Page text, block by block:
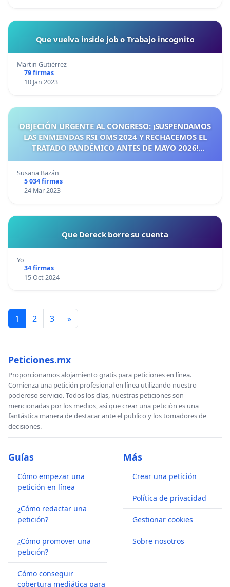
Que vuelva inside job o Trabajo incognito
Martin Gutiérrez
79 firmas
10 Jan 2023
OBJECIÓN URGENTE AL CONGRESO: ¡SUSPENDAMOS
LAS ENMIENDAS RSI OMS 2024 Y RECHACEMOS EL
TRATADO PANDÉMICO ANTES DE MAYO 2026!
Susana Bazán
5 034 firmas
24 Mar 2023
Que Dereck borre su cuenta
Yo
34 firmas
15 Oct 2024
1 2 3 »
Peticiones.mx
Proporcionamos alojamiento gratis para peticiones en línea.
Comienza una petición profesional en línea utilizando nuestro
poderoso servicio. Todos los días, nuestras peticiones son
mencionadas por los medios, así que crear una petición es una
fantástica manera de destacar ante el publico y los tomadores de
decisiones.
Guías
Cómo empezar una
petición en línea
¿Cómo redactar una
petición?
¿Cómo promover una
petición?
Cómo conseguir
cobertura mediática para
Más
Crear una petición
Política de privacidad
Gestionar cookies
Sobre nosotros